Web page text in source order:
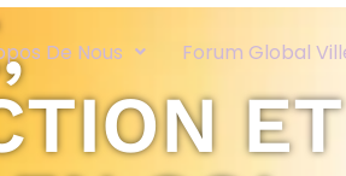
De Nous Forum Global
ET